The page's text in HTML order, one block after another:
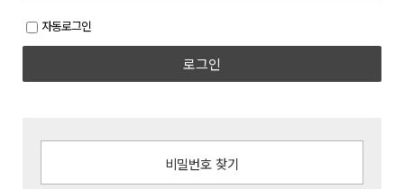
자동로그인
로그인
비밀번호 찾기